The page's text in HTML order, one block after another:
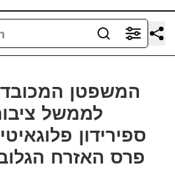
המשפטן המכובד
לממשל
ספירידון
פרס האזרח